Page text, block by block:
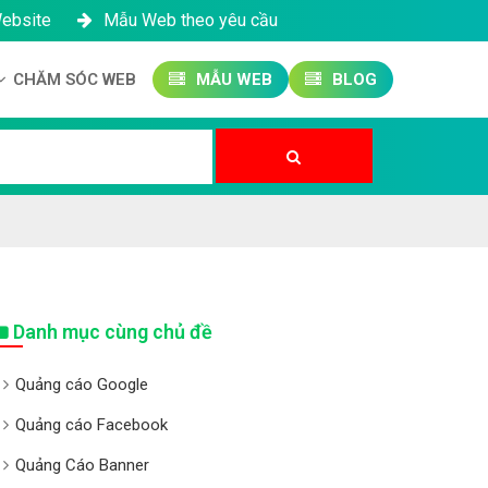
Mẫu Web theo yêu cầu
CHĂM SÓC WEB MẪU WEB BLOG
Danh mục cùng chủ đề
Quảng cáo Google
Quảng cáo Facebook
Quảng Cáo Banner